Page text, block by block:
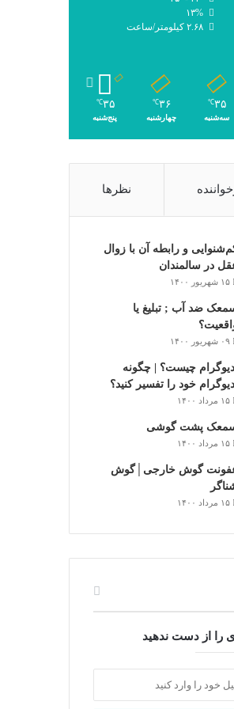
۱۳%
۲.۶۸ کیلومتر/ساعت
۳۵℃
سه‌شنبه
۳۶℃
چهارشنبه
۳۵℃
پنج‌شنبه
نظرها
و رابطه آن با زوال
در سالمندان
۱۵ شهریور ۱۴۰۰
ضد آب ; تبلیغ یا
۰۹ شهریور ۱۴۰۰
ادیوگرام چیست؟ | چگونه
ادیوگرام خود را تفسیر کنید؟
۱۵ مرداد ۱۴۰۰
پشت گوشی
۱۵ مرداد ۱۴۰۰
گوش خارجی│گوش
۱۵ مرداد ۱۴۰۰
را از دست ندهید